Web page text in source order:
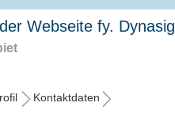
Webseite fy.
Kontaktdaten